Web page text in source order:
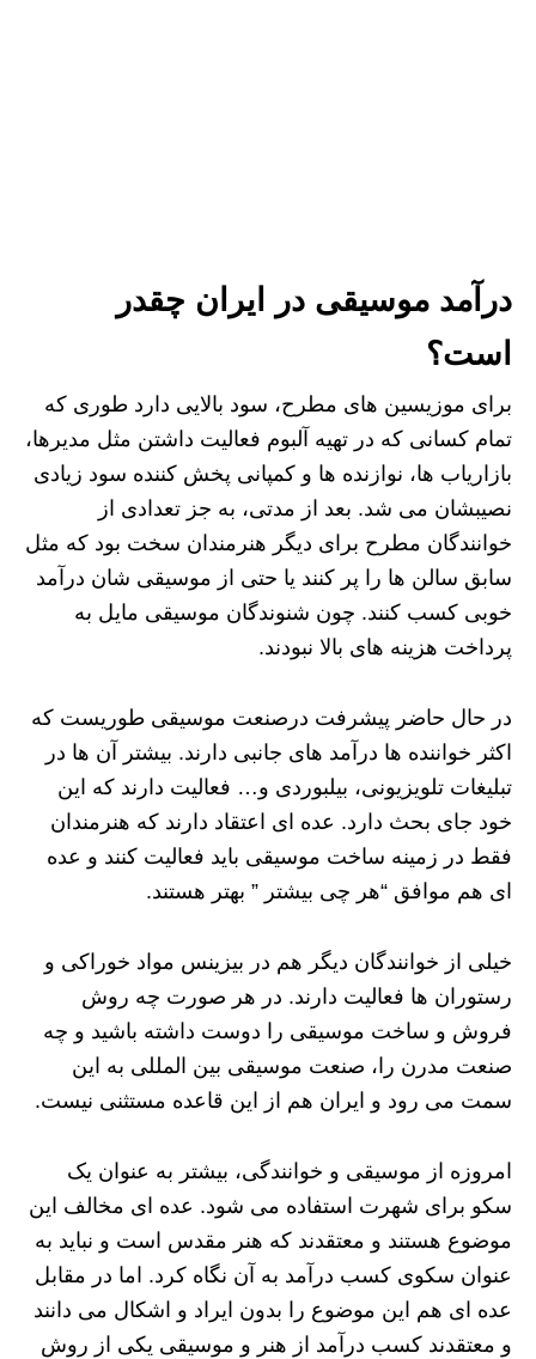
درآمد موسیقی در ایران چقدر
است؟
برای موزیسین های مطرح، سود بالایی دارد طوری که
تمام کسانی که در تهیه آلبوم فعالیت داشتن مثل مدیرها،
بازاریاب ها، نوازنده ها و کمپانی پخش کننده سود زیادی
نصیبشان می شد. بعد از مدتی، به جز تعدادی از
خوانندگان مطرح برای دیگر هنرمندان سخت بود که مثل
سابق سالن ها را پر کنند یا حتی از موسیقی شان درآمد
خوبی کسب کنند. چون شنوندگان موسیقی مایل به
پرداخت هزینه های بالا نبودند.
در حال حاضر پیشرفت درصنعت موسیقی طوریست که
اکثر خواننده ها درآمد های جانبی دارند. بیشتر آن ها در
تبلیغات تلویزیونی، بیلبوردی و… فعالیت دارند که این
خود جای بحث دارد. عده ای اعتقاد دارند که هنرمندان
فقط در زمینه ساخت موسیقی باید فعالیت کنند و عده
ای هم موافق “هر چی بیشتر ” بهتر هستند.
خیلی از خوانندگان دیگر هم در بیزینس مواد خوراکی و
رستوران ها فعالیت دارند. در هر صورت چه روش
فروش و ساخت موسیقی را دوست داشته باشید و چه
صنعت مدرن را، صنعت موسیقی بین المللی به این
سمت می رود و ایران هم از این قاعده مستثنی نیست.
امروزه از موسیقی و خوانندگی، بیشتر به عنوان یک
سکو برای شهرت استفاده می شود. عده ای مخالف این
موضوع هستند و معتقدند که هنر مقدس است و نباید به
عنوان سکوی کسب درآمد به آن نگاه کرد. اما در مقابل
عده ای هم این موضوع را بدون ایراد و اشکال می دانند
و معتقدند کسب درآمد از هنر و موسیقی یکی از روش